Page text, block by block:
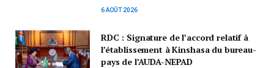
6 AOÛT 2026
RDC : Signature de l’accord relatif à
l’établissement à Kinshasa du bureau-
pays de l’AUDA-NEPAD